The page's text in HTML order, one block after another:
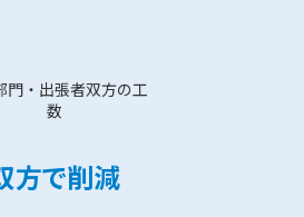
門・出張者双方の工
数
方で削減